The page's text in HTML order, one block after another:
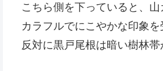
こちら側を下っていると、
カラフルでにこやかな印象を
反対に黒戸尾根は暗い樹林